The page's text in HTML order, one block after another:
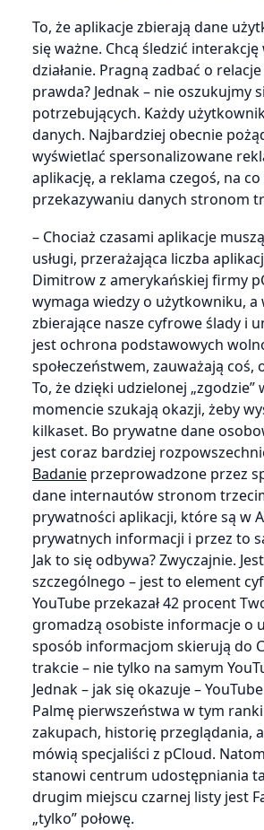
To, że aplikacje zbierają dane
się ważne. Chcą śledzić
działanie. Pragną zadbać o
prawda? Jednak – nie oszukujmy
potrzebujących. Każdy
danych. Najbardziej obecnie
wyświetlać spersonalizowane
aplikację, a reklama czegoś, na
przekazywaniu danych stronom
– Chociaż czasami aplikacje
usługi, przerażająca liczba
Dimitrow z amerykańskiej firmy
wymaga wiedzy o użytkowniku, a
zbierające nasze cyfrowe ślady i
jest ochrona podstawowych
społeczeństwem, zauważają
To, że dzięki udzielonej
momencie szukają okazji, żeby
kilkaset. Bo prywatne dane
jest coraz bardziej
Badanie przeprowadzone przez
dane internautów stronom
prywatności aplikacji, które są w
prywatnych informacji i przez to
Jak to się odbywa? Zwyczajnie.
szczególnego – jest to element
YouTube przekazał 42 procent
gromadzą osobiste informacje o
sposób informacjom skierują do
trakcie – nie tylko na samym
Jednak – jak się okazuje –
Palmę pierwszeństwa w tym
zakupach, historię przeglądania,
mówią specjaliści z pCloud.
stanowi centrum udostępniania
drugim miejscu czarnej listy jest
„tylko” połowę.